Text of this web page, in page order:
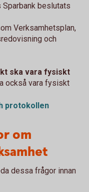
beslutats
Verksamhetsplan,
och
ska vara fysiskt
också vara fysiskt
protokollen
om
dessa frågor innan